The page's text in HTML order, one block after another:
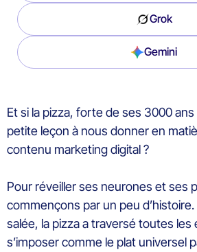
Grok
Gemini
Et si la pizza, forte de ses 3000 ans
petite leçon à nous donner en
contenu marketing digital ?
Pour réveiller ses neurones et ses
commençons par un peu
salée, la pizza a traversé toutes
s’imposer comme le plat universel